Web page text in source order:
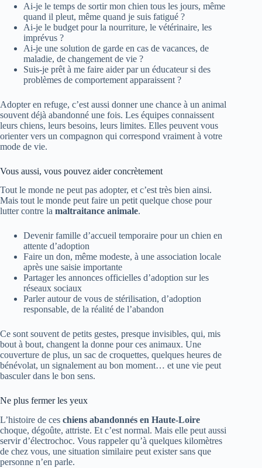
Ai-je le temps de sortir mon chien tous les jours, même
quand il pleut, même quand je suis fatigué ?
Ai-je le budget pour la nourriture, le vétérinaire, les
imprévus ?
Ai-je une solution de garde en cas de vacances, de
maladie, de changement de vie ?
Suis-je prêt à me faire aider par un éducateur si des
problèmes de comportement apparaissent ?
Adopter en refuge, c’est aussi donner une chance à un animal
souvent déjà abandonné une fois. Les équipes connaissent
leurs chiens, leurs besoins, leurs limites. Elles peuvent vous
orienter vers un compagnon qui correspond vraiment à votre
mode de vie.
Vous aussi, vous pouvez aider concrètement
Tout le monde ne peut pas adopter, et c’est très bien ainsi.
Mais tout le monde peut faire un petit quelque chose pour
lutter contre la maltraitance animale.
Devenir famille d’accueil temporaire pour un chien en
attente d’adoption
Faire un don, même modeste, à une association locale
après une saisie importante
Partager les annonces officielles d’adoption sur les
réseaux sociaux
Parler autour de vous de stérilisation, d’adoption
responsable, de la réalité de l’abandon
Ce sont souvent de petits gestes, presque invisibles, qui, mis
bout à bout, changent la donne pour ces animaux. Une
couverture de plus, un sac de croquettes, quelques heures de
bénévolat, un signalement au bon moment… et une vie peut
basculer dans le bon sens.
Ne plus fermer les yeux
L’histoire de ces chiens abandonnés en Haute-Loire
choque, dégoûte, attriste. Et c’est normal. Mais elle peut aussi
servir d’électrochoc. Vous rappeler qu’à quelques kilomètres
de chez vous, une situation similaire peut exister sans que
personne n’en parle.